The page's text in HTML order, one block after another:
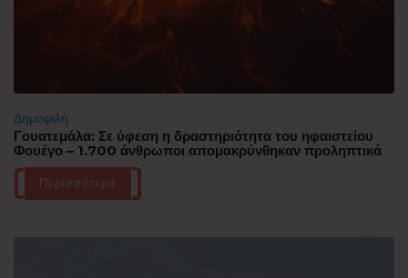
Δημοφιλή
Γουατεμάλα: Σε ύφεση η δραστηριότητα του ηφαιστείου
Φουέγο – 1.700 άνθρωποι απομακρύνθηκαν προληπτικά
Περισσότερα